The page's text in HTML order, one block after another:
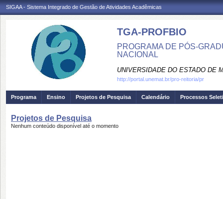
SIGAA - Sistema Integrado de Gestão de Atividades Acadêmicas
TGA-PROFBIO
PROGRAMA DE PÓS-
NACIONAL
UNIVERSIDADE DO ESTADO DE
http://portal.unemat.br/pro-reitoria/pr
Programa Ensino Projetos de Pesquisa Calendário Processos
Projetos de Pesquisa
Nenhum conteúdo disponível até o momento